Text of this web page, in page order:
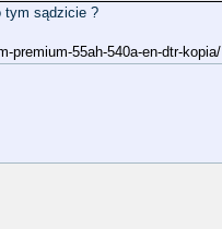
tym sądzicie ?
premium-55ah-540a-en-dtr-kopia/